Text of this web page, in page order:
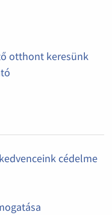
otthont keresünk
cédelme